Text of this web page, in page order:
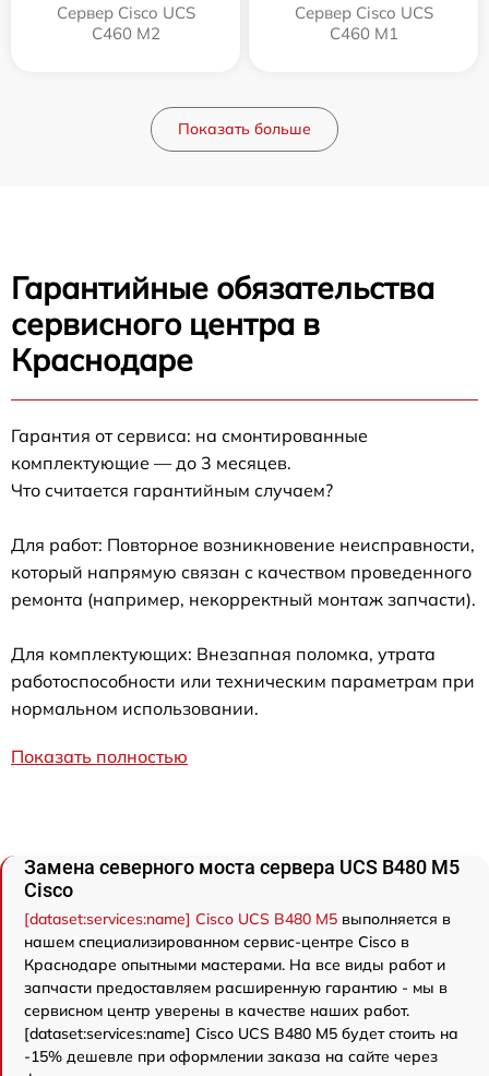
Сервер Cisco UCS
C460 M2
Сервер Cisco UCS
C460 M1
Показать больше
Гарантийные обязательства
сервисного центра в
Краснодаре
Гарантия от сервиса: на смонтированные
комплектующие — до 3 месяцев.
Что считается гарантийным случаем?
Для работ: Повторное возникновение неисправности,
который напрямую связан с качеством проведенного
ремонта (например, некорректный монтаж запчасти).
Для комплектующих: Внезапная поломка, утрата
работоспособности или техническим параметрам при
нормальном использовании.
Показать полностью
Замена северного моста сервера UCS B480 M5
Cisco
[dataset:services:name] Cisco UCS B480 M5 выполняется в
нашем специализированном сервис-центре Cisco в
Краснодаре опытными мастерами. На все виды работ и
запчасти предоставляем расширенную гарантию - мы в
сервисном центр уверены в качестве наших работ.
[dataset:services:name] Cisco UCS B480 M5 будет стоить на
-15% дешевле при оформлении заказа на сайте через